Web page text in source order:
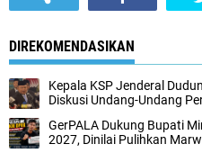
DIREKOMENDASIKAN
Kepala KSP Jenderal
Diskusi Undang-Undang
GerPALA Dukung Bupati
2027, Dinilai Pulihkan